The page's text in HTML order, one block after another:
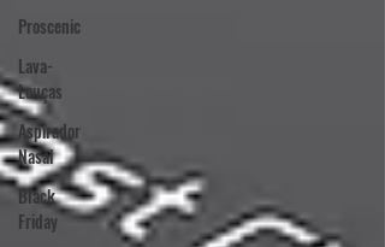
Proscenic
Lava-
Louças
Aspirador
Nasal
Black
Friday